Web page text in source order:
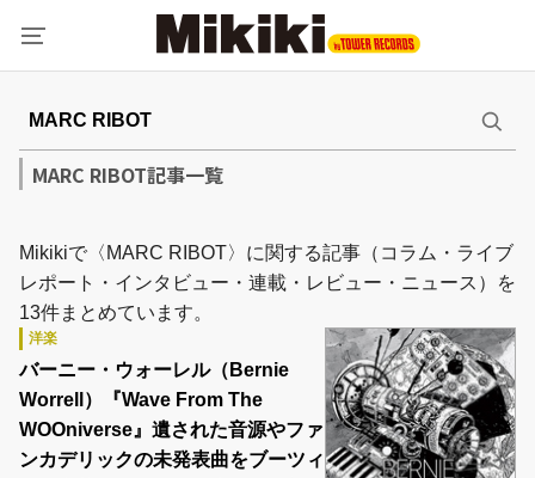
MARC RIBOT記事一覧
Mikikiで〈MARC RIBOT〉に関する記事（コラム・ライブ
レポート・インタビュー・連載・レビュー・ニュース）を
13件まとめています。
洋楽
バーニー・ウォーレル（Bernie
Worrell）『Wave From The
WOOniverse』遺された音源やファ
ンカデリックの未発表曲をブーツィ